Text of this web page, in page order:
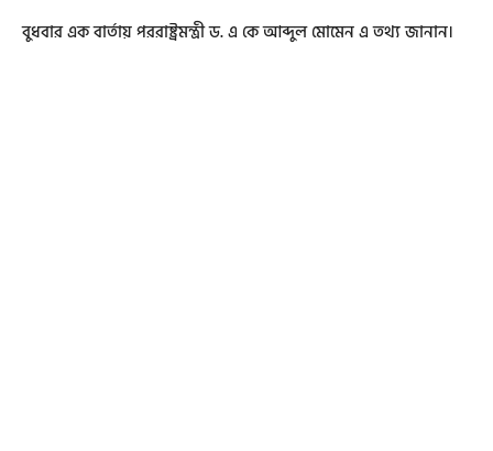
বুধবার এক বার্তায় পররাষ্ট্রমন্ত্রী ড. এ কে আব্দুল মোমেন এ তথ্য জানান।